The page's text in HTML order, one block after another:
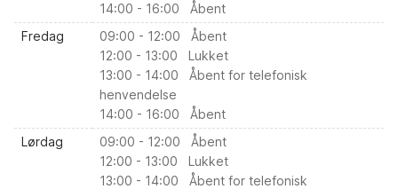
14:00 - 16:00 Åbent
Fredag
09:00 - 12:00 Åbent
12:00 - 13:00 Lukket
13:00 - 14:00 Åbent for telefonisk
henvendelse
14:00 - 16:00 Åbent
Lørdag
09:00 - 12:00 Åbent
12:00 - 13:00 Lukket
13:00 - 14:00 Åbent for telefonisk